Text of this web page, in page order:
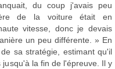
du coup j'avais peu
de la voiture était en
vitesse, donc je devais
un peu différente. » En
sa stratégie, estimant qu'il
la fin de l'épreuve. Il y